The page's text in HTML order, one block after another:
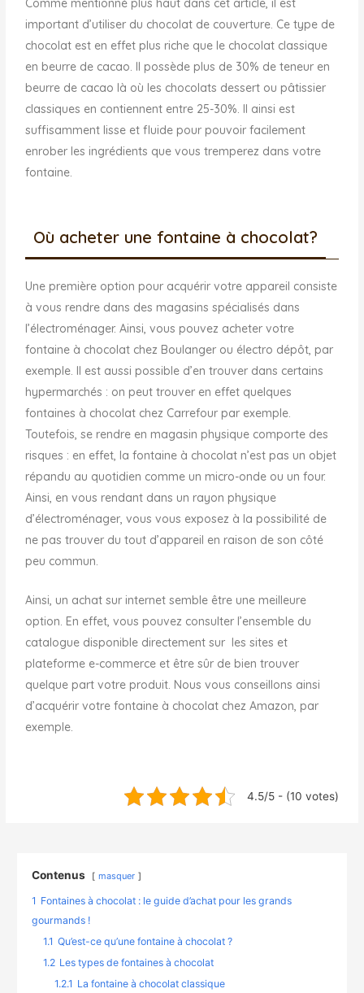
Comme mentionné plus haut dans cet article, il est
important d’utiliser du chocolat de couverture. Ce type de
chocolat est en effet plus riche que le chocolat classique
en beurre de cacao. Il possède plus de 30% de teneur en
beurre de cacao là où les chocolats dessert ou pâtissier
classiques en contiennent entre 25-30%. Il ainsi est
suffisamment lisse et fluide pour pouvoir facilement
enrober les ingrédients que vous tremperez dans votre
fontaine.
Où acheter une fontaine à chocolat?
Une première option pour acquérir votre appareil consiste
à vous rendre dans des magasins spécialisés dans
l’électroménager. Ainsi, vous pouvez acheter votre
fontaine à chocolat chez Boulanger ou électro dépôt, par
exemple. Il est aussi possible d’en trouver dans certains
hypermarchés : on peut trouver en effet quelques
fontaines à chocolat chez Carrefour par exemple.
Toutefois, se rendre en magasin physique comporte des
risques : en effet, la fontaine à chocolat n’est pas un objet
répandu au quotidien comme un micro-onde ou un four.
Ainsi, en vous rendant dans un rayon physique
d’électroménager, vous vous exposez à la possibilité de
ne pas trouver du tout d’appareil en raison de son côté
peu commun.
Ainsi, un achat sur internet semble être une meilleure
option. En effet, vous pouvez consulter l’ensemble du
catalogue disponible directement sur les sites et
plateforme e-commerce et être sûr de bien trouver
quelque part votre produit. Nous vous conseillons ainsi
d’acquérir votre fontaine à chocolat chez Amazon, par
exemple.
4.5/5 - (10 votes)
Contenus masquer
1 Fontaines à chocolat : le guide d’achat pour les grands
gourmands !
1.1 Qu’est-ce qu’une fontaine à chocolat ?
1.2 Les types de fontaines à chocolat
1.2.1 La fontaine à chocolat classique